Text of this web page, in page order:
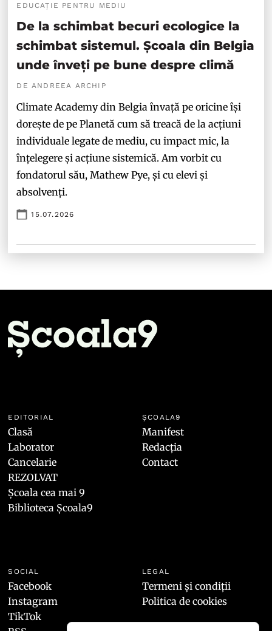
EDUCAȚIE PENTRU MEDIU
De la schimbat becuri ecologice la
schimbat sistemul. Școala din Belgia
unde înveți pe bune despre climă
DE ANDREEA ARCHIP
Climate Academy din Belgia învață pe oricine își
dorește de pe Planetă cum să treacă de la acțiuni
individuale legate de mediu, cu impact mic, la
înțelegere și acțiune sistemică. Am vorbit cu
fondatorul său, Mathew Pye, și cu elevi și
absolvenți.
15.07.2026
EDITORIAL
Clasă
Laborator
Cancelarie
REZOLVAT
Școala cea mai 9
Biblioteca Școala9
ȘCOALA9
Manifest
Redacția
Contact
SOCIAL
Facebook
Instagram
TikTok
LEGAL
Termeni și condiții
Politica de cookies